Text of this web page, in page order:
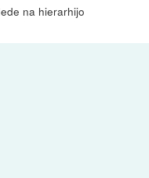
na hierarhijo